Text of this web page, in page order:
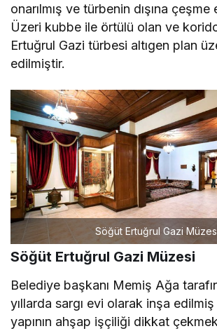
onarılmış ve türbenin dışına çeşme
Üzeri kubbe ile örtülü olan ve
Ertuğrul Gazi türbesi altıgen plan
edilmiştir.
Söğüt Ertuğrul Gazi
Söğüt Ertuğrul Gazi Müzesi
Belediye başkanı Memiş Ağa
yıllarda sargı evi olarak inşa
yapının ahşap işçiliği dikkat